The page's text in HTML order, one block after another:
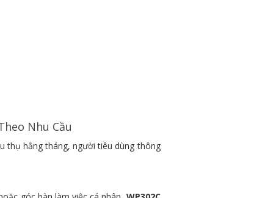
Nhu Cầu
thụ hằng tháng, người tiêu dùng thông